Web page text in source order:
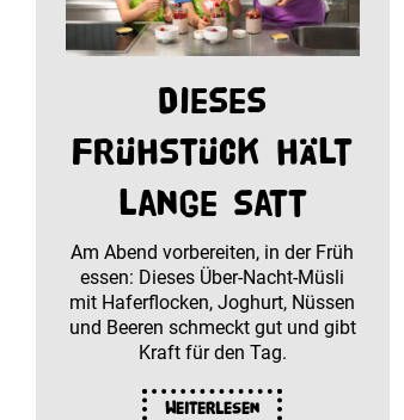
Dieses
Frühstück hält
lange satt
Am Abend vorbereiten, in der Früh
essen: Dieses Über-Nacht-Müsli
mit Haferflocken, Joghurt, Nüssen
und Beeren schmeckt gut und gibt
Kraft für den Tag.
Weiterlesen